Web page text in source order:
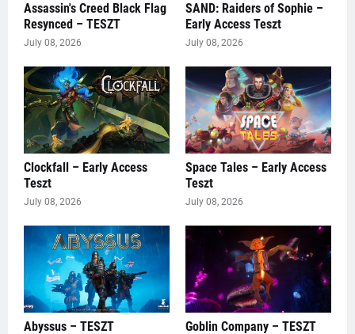
Assassin's Creed Black Flag
Resynced – TESZT
July 08, 2026
SAND: Raiders of Sophie –
Early Access Teszt
July 08, 2026
Clockfall – Early Access
Teszt
July 08, 2026
Space Tales – Early Access
Teszt
July 08, 2026
Abyssus – TESZT Goblin Company – TESZT